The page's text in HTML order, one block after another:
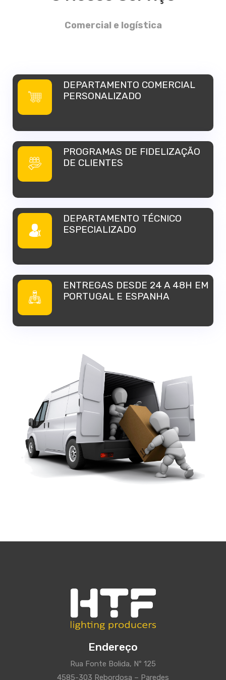
Comercial e logística
DEPARTAMENTO COMERCIAL
PERSONALIZADO
PROGRAMAS DE FIDELIZAÇÃO
DE CLIENTES
DEPARTAMENTO TÉCNICO
ESPECIALIZADO
ENTREGAS DESDE 24 A 48H EM
PORTUGAL E ESPANHA
Endereço
Rua Fonte Bolida, Nº 125
4585-303 Rebordosa – Paredes